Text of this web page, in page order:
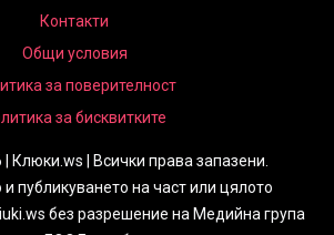
Контакти
Общи условия
за поверителност
за бисквитките
Клюки.ws | Всички права запазени.
и публикуването на част или цялото
без разрешение на Медийна група